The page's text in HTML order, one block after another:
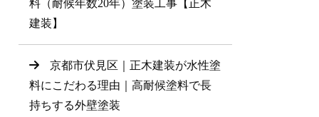
料（耐候年数20年）塗装工事【正木
建装】
京都市伏見区｜正木建装が水性塗
料にこだわる理由｜高耐候塗料で長
持ちする外壁塗装